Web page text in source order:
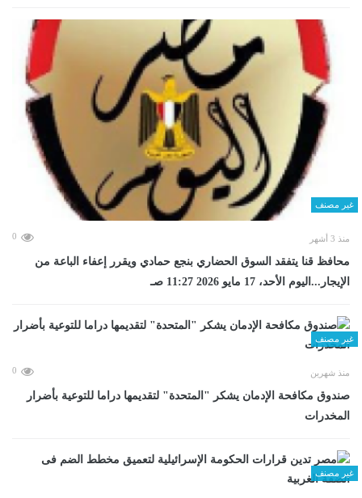
غير مصنف
منذ 3 أشهر 0
محافظ قنا يتفقد السوق الحضاري بنجع حمادي ويقرر إعفاء الباعة من
الإيجار...اليوم الأحد، 17 مايو 2026 11:27 صـ
غير مصنف
منذ شهرين 0
صندوق مكافحة الإدمان يشكر "المتحدة" لتقديمها دراما للتوعية بأضرار
المخدرات
غير مصنف